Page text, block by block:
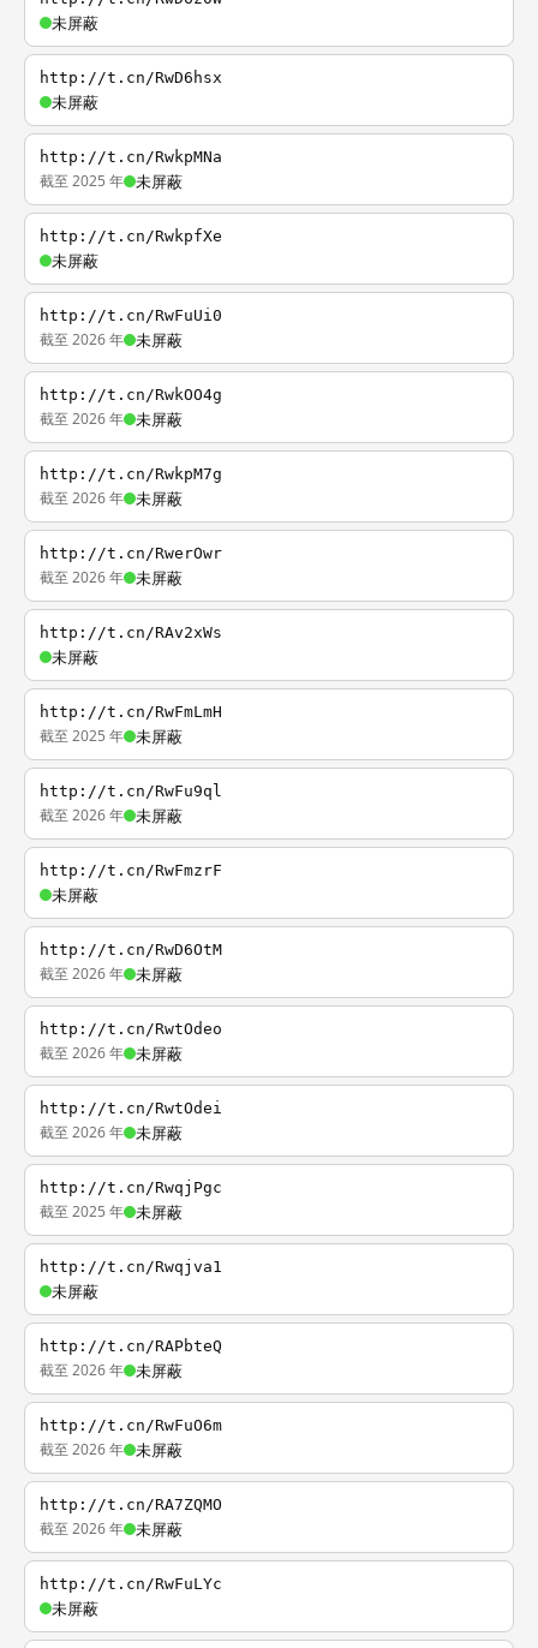
未屏蔽
http://t.cn/RwD6hsx
未屏蔽
http://t.cn/RwkpMNa
截至 2025 年 未屏蔽
http://t.cn/RwkpfXe
未屏蔽
http://t.cn/RwFuUi0
截至 2026 年 未屏蔽
http://t.cn/RwkOO4g
截至 2026 年 未屏蔽
http://t.cn/RwkpM7g
截至 2026 年 未屏蔽
http://t.cn/RwerOwr
截至 2026 年 未屏蔽
http://t.cn/RAv2xWs
未屏蔽
http://t.cn/RwFmLmH
截至 2025 年 未屏蔽
http://t.cn/RwFu9ql
截至 2026 年 未屏蔽
http://t.cn/RwFmzrF
未屏蔽
http://t.cn/RwD6OtM
截至 2026 年 未屏蔽
http://t.cn/RwtOdeo
截至 2026 年 未屏蔽
http://t.cn/RwtOdei
截至 2026 年 未屏蔽
http://t.cn/RwqjPgc
截至 2025 年 未屏蔽
http://t.cn/Rwqjva1
未屏蔽
http://t.cn/RAPbteQ
截至 2026 年 未屏蔽
http://t.cn/RwFuO6m
截至 2026 年 未屏蔽
http://t.cn/RA7ZQMO
截至 2026 年 未屏蔽
http://t.cn/RwFuLYc
未屏蔽